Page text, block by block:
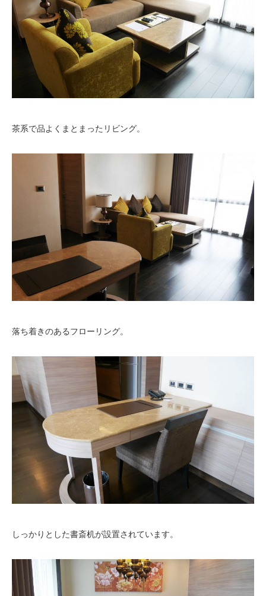
茶系で品よくまとまったリビング。
落ち着きのあるフローリング。
しっかりとした書斎机が設置されています。